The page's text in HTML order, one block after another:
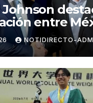
Johnson
entre
la seguridad
de
NOTIDIRECTO-